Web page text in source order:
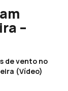
–
de vento no
(Vídeo)